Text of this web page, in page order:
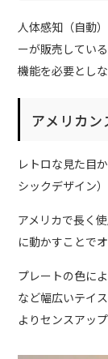
人体感知（自動
ーが販売してい
機能を必要とし
アメリカン
レトロな見た目
シックデザイン
アメリカで長く
に動かすことで
プレートの色に
など幅広いテイ
よりセンスアッ